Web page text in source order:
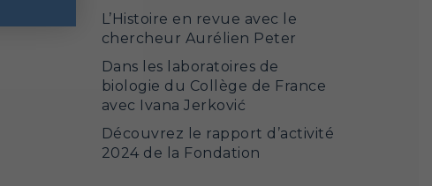
L’Histoire en revue avec le
chercheur Aurélien Peter
Dans les laboratoires de
biologie du Collège de France
avec Ivana Jerković
Découvrez le rapport d’activité
2024 de la Fondation